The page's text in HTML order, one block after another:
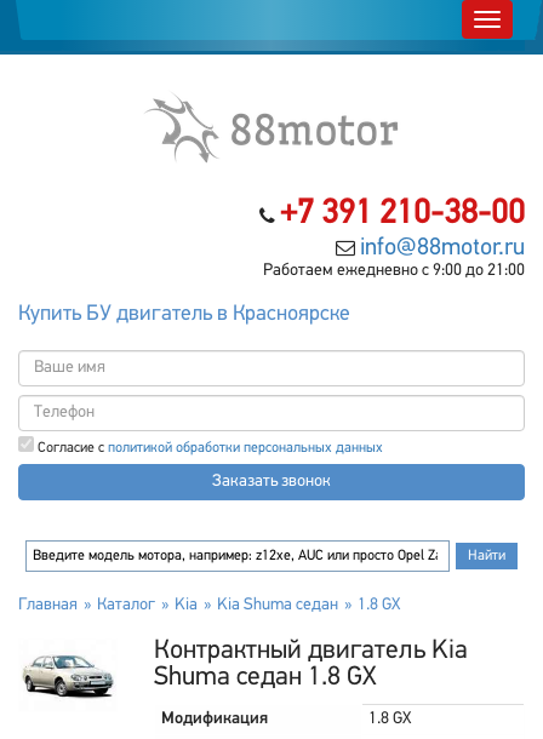
+7 391 210-38-00
info@88motor.ru
Работаем ежедневно с 9:00 до 21:00
Купить БУ двигатель в Красноярске
Согласие с политикой обработки персональных данных
Заказать звонок
Главная Каталог Kia Kia Shuma седан 1.8 GX
Контрактный двигатель Kia
Shuma седан 1.8 GX
Модификация
1.8 GX